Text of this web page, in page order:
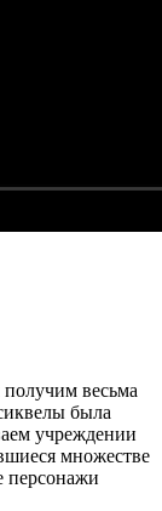
весьма
была
учреждении
множестве
персонажи